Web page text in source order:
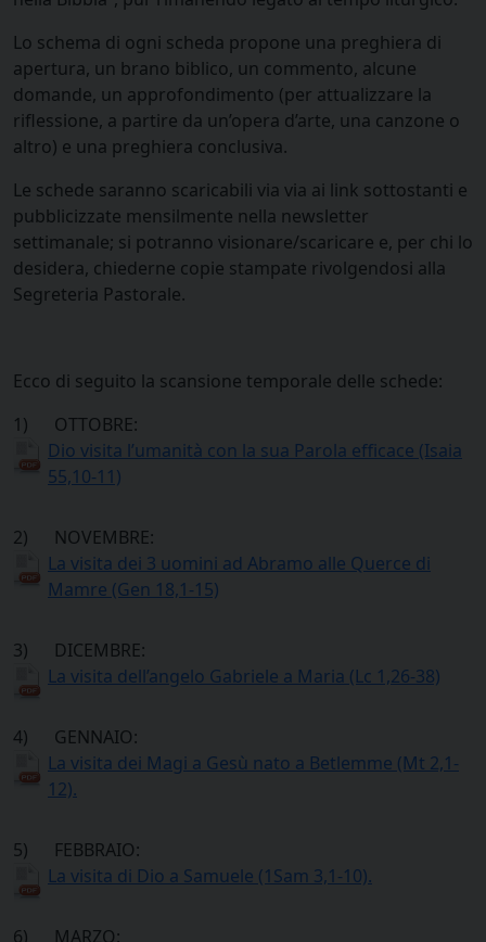
Lo schema di ogni scheda propone una preghiera di
apertura, un brano biblico, un commento, alcune
domande, un approfondimento (per attualizzare la
riflessione, a partire da un’opera d’arte, una canzone o
altro) e una preghiera conclusiva.
Le schede saranno scaricabili via via ai link sottostanti e
pubblicizzate mensilmente nella newsletter
settimanale; si potranno visionare/scaricare e, per chi lo
desidera, chiederne copie stampate rivolgendosi alla
Segreteria Pastorale.
Ecco di seguito la scansione temporale delle schede:
1) OTTOBRE:
Dio visita l’umanità con la sua Parola efficace (Isaia
55,10-11)
2) NOVEMBRE:
La visita dei 3 uomini ad Abramo alle Querce di
Mamre (Gen 18,1-15)
3) DICEMBRE:
La visita dell’angelo Gabriele a Maria (Lc 1,26-38)
4) GENNAIO:
La visita dei Magi a Gesù nato a Betlemme (Mt 2,1-
12).
5) FEBBRAIO:
La visita di Dio a Samuele (1Sam 3,1-10).
6) MARZO: